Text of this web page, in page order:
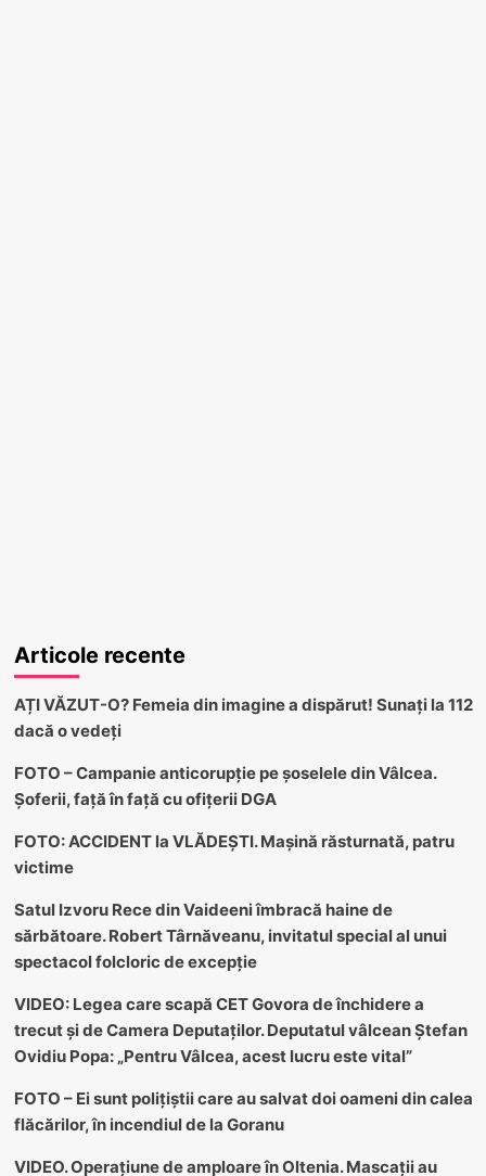
Articole recente
AȚI VĂZUT-O? Femeia din imagine a dispărut! Sunați la 112
dacă o vedeți
FOTO – Campanie anticorupție pe șoselele din Vâlcea.
Șoferii, față în față cu ofițerii DGA
FOTO: ACCIDENT la VLĂDEȘTI. Mașină răsturnată, patru
victime
Satul Izvoru Rece din Vaideeni îmbracă haine de
sărbătoare. Robert Târnăveanu, invitatul special al unui
spectacol folcloric de excepție
VIDEO: Legea care scapă CET Govora de închidere a
trecut și de Camera Deputaților. Deputatul vâlcean Ștefan
Ovidiu Popa: „Pentru Vâlcea, acest lucru este vital”
FOTO – Ei sunt polițiștii care au salvat doi oameni din calea
flăcărilor, în incendiul de la Goranu
VIDEO. Operațiune de amploare în Oltenia. Mascații au